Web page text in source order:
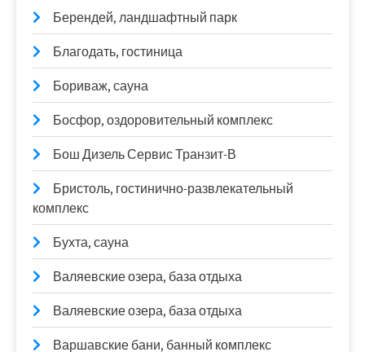
Берендей, ландшафтный парк
Благодать, гостиница
Бориваж, сауна
Босфор, оздоровительный комплекс
Бош Дизель Сервис Транзит-В
Бристоль, гостинично-развлекательный
комплекс
Бухта, сауна
Валяевские озера, база отдыха
Валяевские озера, база отдыха
Варшавские бани, банный комплекс